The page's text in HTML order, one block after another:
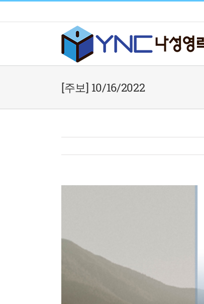
to
[주보] 10/16/2022